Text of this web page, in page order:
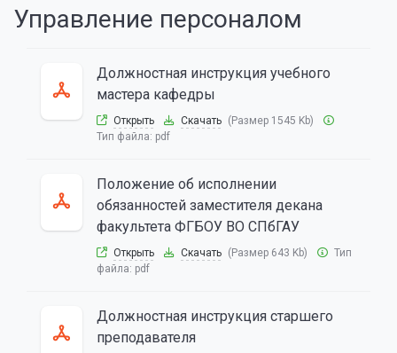
Управление персоналом
Должностная инструкция учебного
мастера кафедры
Открыть Скачать (Размер 1545 Kb)
Тип файла: pdf
Положение об исполнении
обязанностей заместителя декана
факультета ФГБОУ ВО СПбГАУ
Открыть Скачать (Размер 643 Kb)
Тип
файла: pdf
Должностная инструкция старшего
преподавателя